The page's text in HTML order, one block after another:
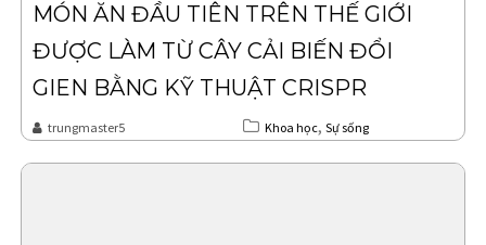
MÓN ĂN ĐẦU TIÊN TRÊN THẾ GIỚI
ĐƯỢC LÀM TỪ CÂY CẢI BIẾN ĐỔI
GIEN BẰNG KỸ THUẬT CRISPR
trungmaster5 Khoa học, Sự sống